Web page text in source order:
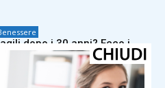
dopo i 30 anni? Ecco i
possono fare davvero la